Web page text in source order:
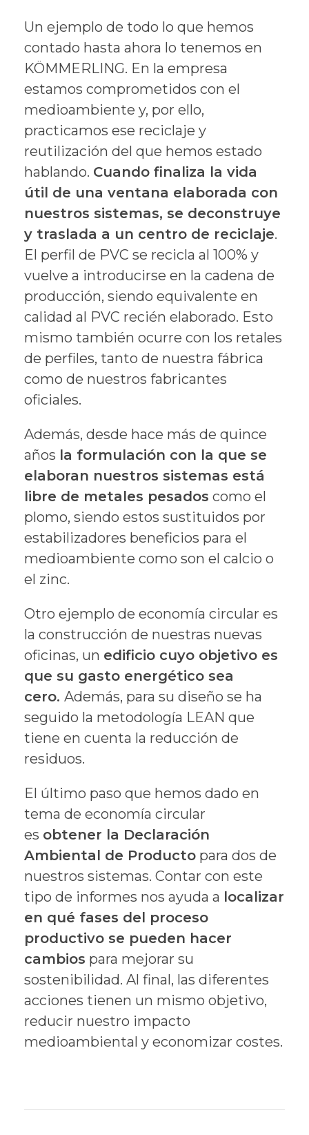
Un ejemplo de todo lo que hemos
contado hasta ahora lo tenemos en
KÖMMERLING. En la empresa
estamos comprometidos con el
medioambiente y, por ello,
practicamos ese reciclaje y
reutilización del que hemos estado
hablando. Cuando finaliza la vida
útil de una ventana elaborada con
nuestros sistemas, se deconstruye
y traslada a un centro de reciclaje.
El perfil de PVC se recicla al 100% y
vuelve a introducirse en la cadena de
producción, siendo equivalente en
calidad al PVC recién elaborado. Esto
mismo también ocurre con los retales
de perfiles, tanto de nuestra fábrica
como de nuestros fabricantes
oficiales.
Además, desde hace más de quince
años la formulación con la que se
elaboran nuestros sistemas está
libre de metales pesados como el
plomo, siendo estos sustituidos por
estabilizadores beneficios para el
medioambiente como son el calcio o
el zinc.
Otro ejemplo de economía circular es
la construcción de nuestras nuevas
oficinas, un edificio cuyo objetivo es
que su gasto energético sea
cero. Además, para su diseño se ha
seguido la metodología LEAN que
tiene en cuenta la reducción de
residuos.
El último paso que hemos dado en
tema de economía circular
es obtener la Declaración
Ambiental de Producto para dos de
nuestros sistemas. Contar con este
tipo de informes nos ayuda a localizar
en qué fases del proceso
productivo se pueden hacer
cambios para mejorar su
sostenibilidad. Al final, las diferentes
acciones tienen un mismo objetivo,
reducir nuestro impacto
medioambiental y economizar costes.